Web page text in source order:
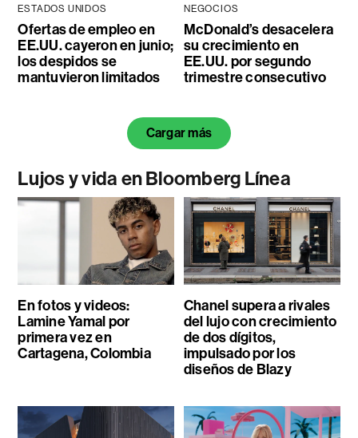
ESTADOS UNIDOS
Ofertas de empleo en
EE.UU. cayeron en junio;
los despidos se
mantuvieron limitados
NEGOCIOS
McDonald’s desacelera
su crecimiento en
EE.UU. por segundo
trimestre consecutivo
Cargar más
Lujos y vida en Bloomberg Línea
En fotos y videos:
Lamine Yamal por
primera vez en
Cartagena, Colombia
Chanel supera a rivales
del lujo con crecimiento
de dos dígitos,
impulsado por los
diseños de Blazy